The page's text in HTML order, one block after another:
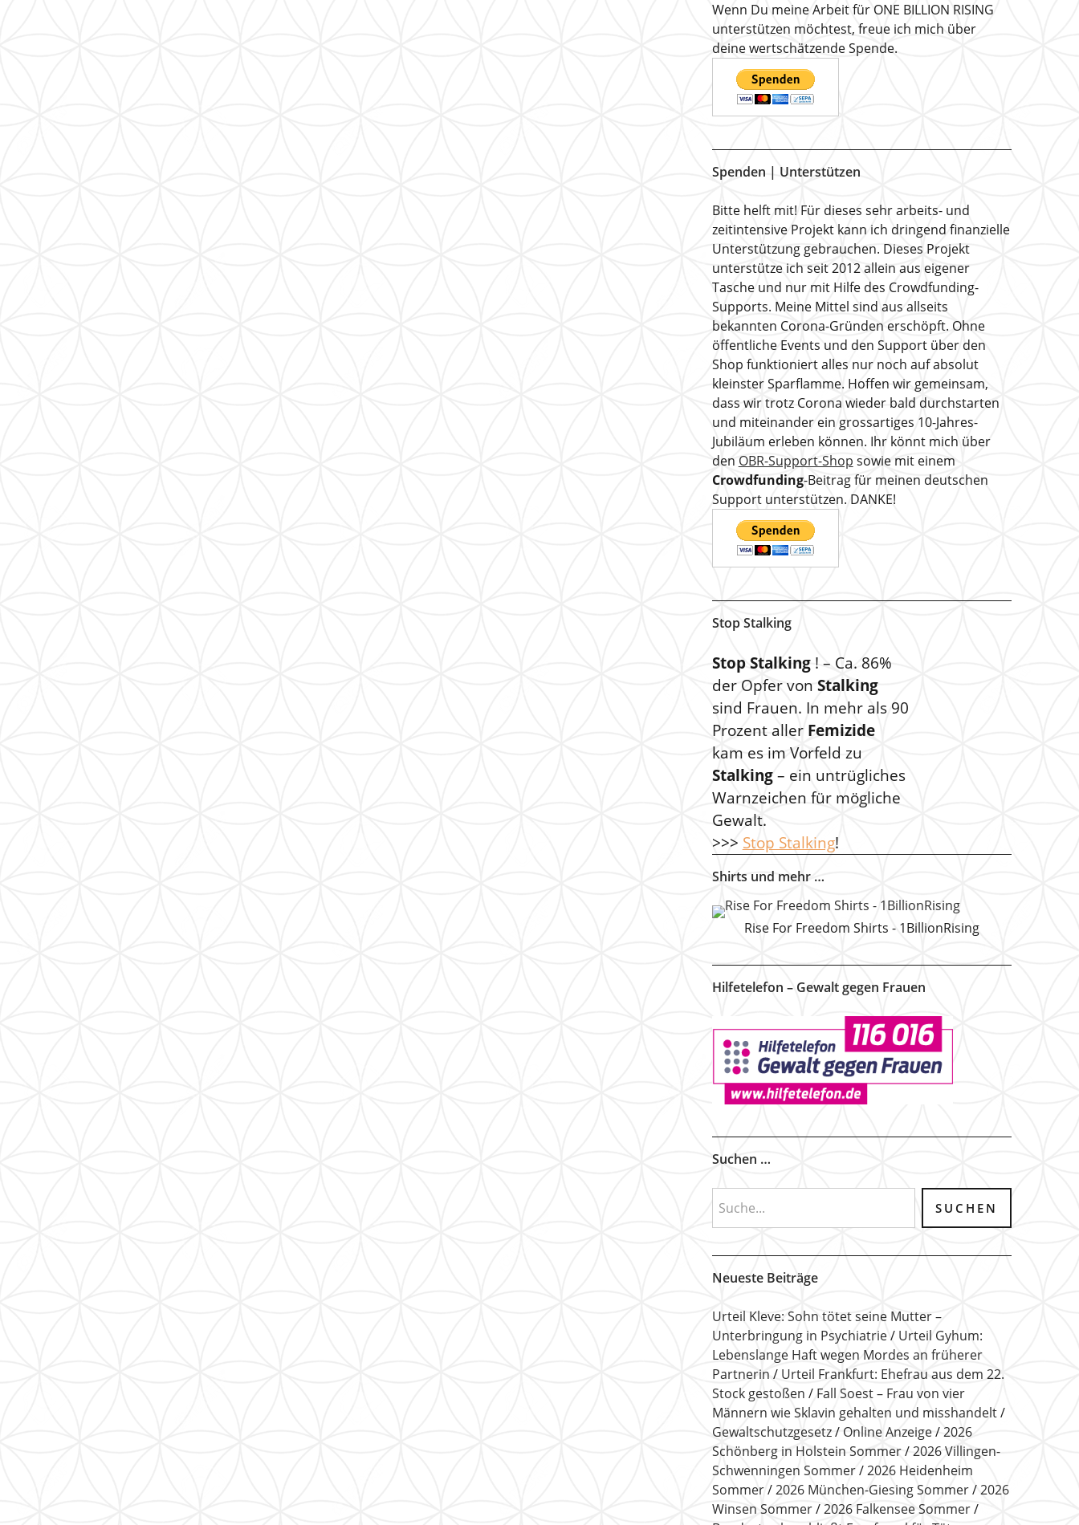
Wenn Du meine Arbeit für ONE BILLION RISING
unterstützen möchtest, freue ich mich über
deine wertschätzende Spende.
Spenden | Unterstützen
Bitte helft mit! Für dieses sehr arbeits- und
zeitintensive Projekt kann ich dringend finanzielle
Unterstützung gebrauchen. Dieses Projekt
unterstütze ich seit 2012 allein aus eigener
Tasche und nur mit Hilfe des Crowdfunding-
Supports. Meine Mittel sind aus allseits
bekannten Corona-Gründen erschöpft. Ohne
öffentliche Events und den Support über den
Shop funktioniert alles nur noch auf absolut
kleinster Sparflamme. Hoffen wir gemeinsam,
dass wir trotz Corona wieder bald durchstarten
und miteinander ein grossartiges 10-Jahres-
Jubiläum erleben können. Ihr könnt mich über
den OBR-Support-Shop sowie mit einem
Crowdfunding-Beitrag für meinen deutschen
Support unterstützen. DANKE!
Stop Stalking
Stop Stalking! – Ca. 86%
der Opfer von Stalking
sind Frauen. In mehr als 90
Prozent aller Femizide
kam es im Vorfeld zu
Stalking– ein untrügliches
Warnzeichen für mögliche
Gewalt.
>>> Stop Stalking!
Shirts und mehr …
Rise For Freedom Shirts - 1BillionRising
Hilfetelefon – Gewalt gegen Frauen
Suchen …
Neueste Beiträge
Urteil Kleve: Sohn tötet seine Mutter –
Unterbringung in Psychiatrie
Urteil Gyhum:
Lebenslange Haft wegen Mordes an früherer
Partnerin
Urteil Frankfurt: Ehefrau aus dem 22.
Stock gestoßen
Fall Soest – Frau von vier
Männern wie Sklavin gehalten und misshandelt
Gewaltschutzgesetz
Online Anzeige
2026
Schönberg in Holstein Sommer
2026 Villingen-
Schwenningen Sommer
2026 Heidenheim
Sommer
2026 München-Giesing Sommer
2026
Winsen Sommer
2026 Falkensee Sommer